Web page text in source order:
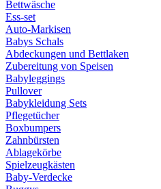
Bettwäsche
Ess-set
Auto-Markisen
Babys Schals
Abdeckungen und Bettlaken
Zubereitung von Speisen
Babyleggings
Pullover
Babykleidung Sets
Pflegetücher
Boxbumpers
Zahnbürsten
Ablagekörbe
Spielzeugkästen
Baby-Verdecke